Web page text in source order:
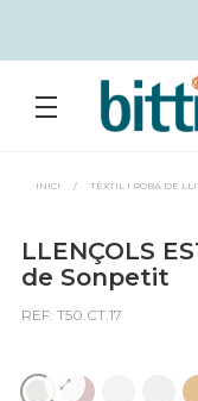
INICI / TÈXTIL I ROBA DE
LLENÇOLS
de Sonpetit
REF: T50.CT.17